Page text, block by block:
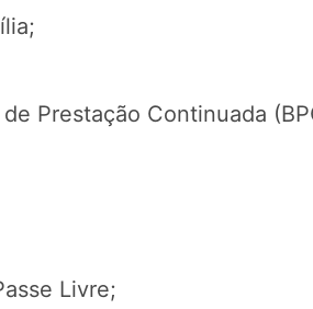
Prestação Continuada
Livre;